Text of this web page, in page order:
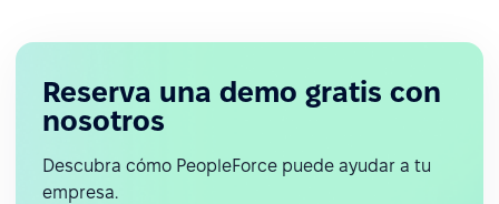
Reserva una demo gratis con
nosotros
Descubra cómo PeopleForce puede ayudar a tu
empresa.